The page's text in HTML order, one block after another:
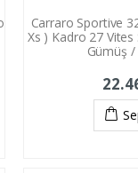
Carraro Sportive
Xs ) Kadro 27
Gümüş /